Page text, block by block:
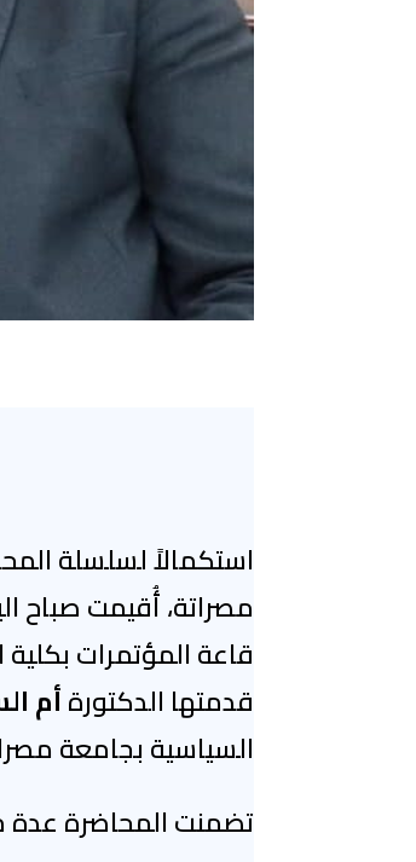
استكمالاً لسلسلة
قاعة المؤتمرات
قدمتها الدكتورةأم
السياسية بجامعة
تضمنت المحاضرة